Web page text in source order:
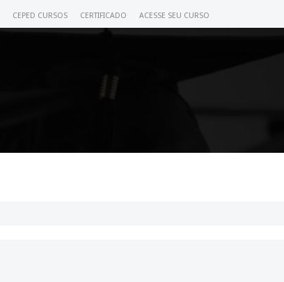
CEPED CURSOS CERTIFICADO ACESSE SEU CURSO